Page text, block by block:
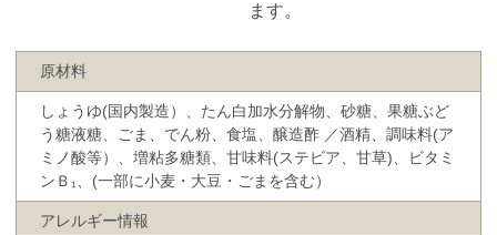
ます。
原材料
しょうゆ(国内製造）、たん白加水分解物、砂糖、果糖ぶど
う糖液糖、ごま、でん粉、食塩、醸造酢 ／酒精、調味料(ア
ミノ酸等）、増粘多糖類、甘味料(ステビア、甘草)、ビタミ
ンＢ₁、(一部に小麦・大豆・ごまを含む）
アレルギー情報